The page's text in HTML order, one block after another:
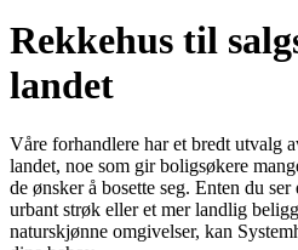
Rekkehus til
landet
Våre forhandlere har et bredt utvalg
landet, noe som gir boligsøkere
de ønsker å bosette seg. Enten du
urbant strøk eller et mer landlig
naturskjønne omgivelser, kan